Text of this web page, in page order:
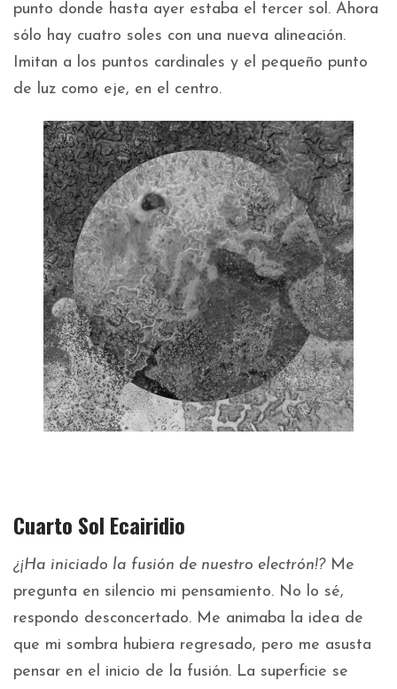
punto donde hasta ayer estaba el tercer sol. Ahora
sólo hay cuatro soles con una nueva alineación.
Imitan a los puntos cardinales y el pequeño punto
de luz como eje, en el centro.
Cuarto Sol Ecairidio
¿¡Ha iniciado la fusión de nuestro electrón!?Me
pregunta en silencio mi pensamiento. No lo sé,
respondo desconcertado. Me animaba la idea de
que mi sombra hubiera regresado, pero me asusta
pensar en el inicio de la fusión. La superficie se